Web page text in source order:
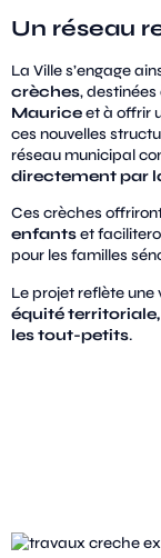
Un réseau
La Ville s’engage
crèches, destinées
Mauriceet à offrir
ces nouvelles
réseau municipal
directement par
Ces crèches
enfantset
pour les familles
Le projet reflète une
équité
les tout-petits.